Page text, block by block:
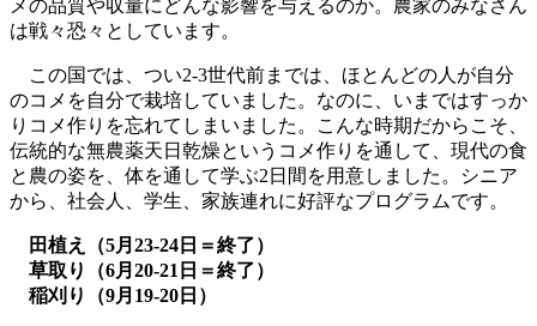
メの品質や収量にどんな影響を与えるのか。農家のみなさん
は戦々恐々としています。
この国では、つい2-3世代前までは、ほとんどの人が自分
のコメを自分で栽培していました。なのに、いまではすっか
りコメ作りを忘れてしまいました。こんな時期だからこそ、
伝統的な無農薬天日乾燥というコメ作りを通して、現代の食
と農の姿を、体を通して学ぶ2日間を用意しました。シニア
から、社会人、学生、家族連れに好評なプログラムです。
田植え（5月23-24日＝終了）
草取り（6月20-21日 ＝終了）
稲刈り（9月19-20日）